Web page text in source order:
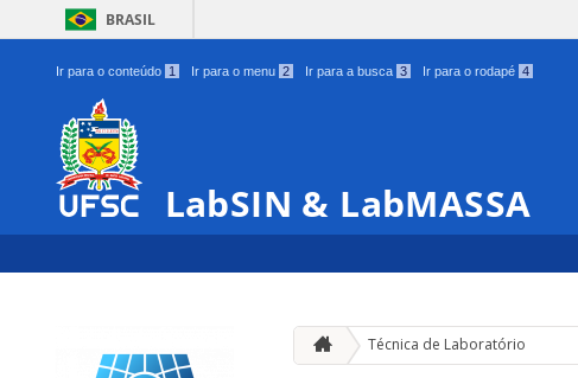
BRASIL
Ir para o conteúdo 1 Ir para o menu 2 Ir para a busca 3 Ir para o rodapé 4
LabSIN & LabMASSA
Técnica de Laboratório